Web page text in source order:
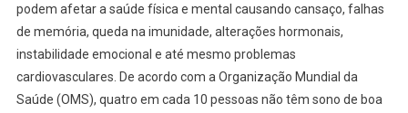
podem afetar a saúde física e mental causando cansaço, falhas
de memória, queda na imunidade, alterações hormonais,
instabilidade emocional e até mesmo problemas
cardiovasculares. De acordo com a Organização Mundial da
Saúde (OMS), quatro em cada 10 pessoas não têm sono de boa